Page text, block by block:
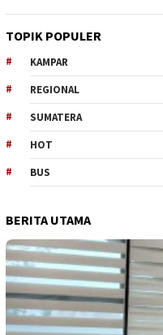
TOPIK POPULER
KAMPAR
REGIONAL
SUMATERA
HOT
BUS
BERITA UTAMA